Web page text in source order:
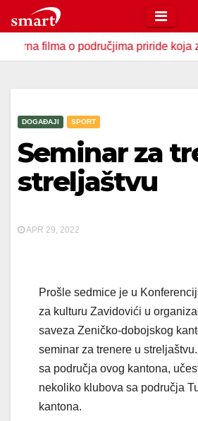
to
contento područjima priride koja
DOGAĐAJI SPORT
Seminar za
streljaštvu
APR 29, 2022
Prošle sedmice je u
za kulturu Zavidovići u
saveza Zeničko-dobojskog
seminar za trenere u
sa područja ovog kantona,
nekoliko klubova sa područja
kantona.